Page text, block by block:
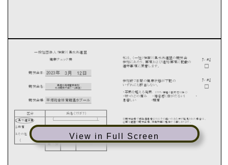
View in Full Screen